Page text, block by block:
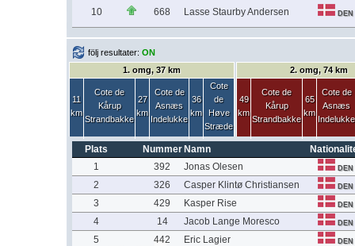
10 668 Lasse Staurby Andersen DEN
följ resultater: ON
1. omg, 37 km
11
km
Cote de
Kårup
Strandbakke
27
km
Cote de
Asnæs
Indelukke
36
km
Cote
de
Høve
Stræde
2. omg, 74 km
49
km
Cote de
Kårup
Strandbakke
65
km
Cote de
Asnæs
Indelukke
Plats Nummer Namn
1
392 Jonas Olesen DEN
2 326 Casper Klintø Christiansen DEN
3 429 Kasper Rise DEN
4 14 Jacob Lange Moresco DEN
5 442 Eric Lagier DEN